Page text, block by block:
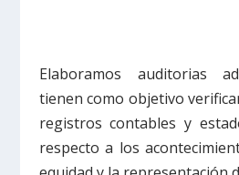
Elaboramos auditorias
tienen como objetivo
registros contables y
respecto a los